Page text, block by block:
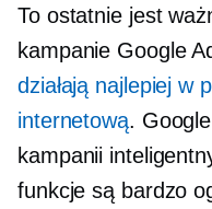
To ostatnie jest
kampanie Google
działają najlepiej w
internetową.
kampanii
funkcje są bardzo